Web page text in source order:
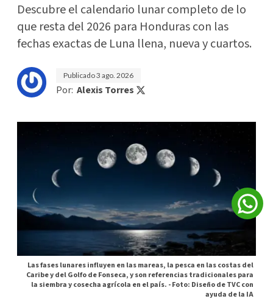
Descubre el calendario lunar completo de lo
que resta del 2026 para Honduras con las
fechas exactas de Luna llena, nueva y cuartos.
Publicado3 ago. 2026
Por: Alexis Torres
Las fases lunares influyen en las mareas, la pesca en las costas del
Caribe y del Golfo de Fonseca, y son referencias tradicionales para
la siembra y cosecha agrícola en el país. -Foto: Diseño de TVC con
ayuda de la IA